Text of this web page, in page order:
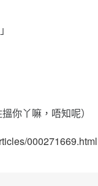
你丫嘛，唔知呢）